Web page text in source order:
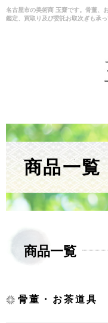
名古屋市の美術商 玉齋です。骨董、
鑑定、買取り及び委託お取次ぎも承っ
商品一覧
商品一覧
骨董・お茶道具